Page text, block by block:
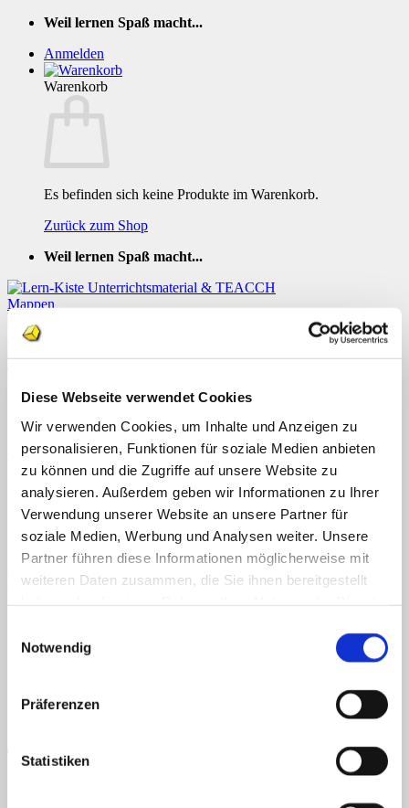
Diese Webseite verwendet Cookies
Wir verwenden Cookies, um Inhalte und Anzeigen zu
personalisieren, Funktionen für soziale Medien anbieten
zu können und die Zugriffe auf unsere Website zu
analysieren. Außerdem geben wir Informationen zu Ihrer
Verwendung unserer Website an unsere Partner für
soziale Medien, Werbung und Analysen weiter. Unsere
Partner führen diese Informationen möglicherweise mit
weiteren Daten zusammen, die Sie ihnen bereitgestellt
Notwendig
Präferenzen
Statistiken
Zum
springen
Weil lernen Spaß macht...
Anmelden
Warenkorb
Es befinden sich keine Produkte im Warenkorb.
Zurück zum Shop
Weil lernen Spaß macht...
Menü
Home
Über uns
Shop
News
Suchen
nach:
Suchen
Strasse
11. Februar 2021
Fahrräder auf der
Straße
TEACCH, Klettmappe, Autismus, Konzentration, Farben, links,
rechts
Kommentare und Trackbacks sind derzeit geschlossen.
Zurück
Weiter→